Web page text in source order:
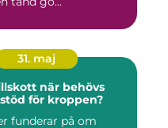
31. maj
när behövs
för kroppen?
funderar på om